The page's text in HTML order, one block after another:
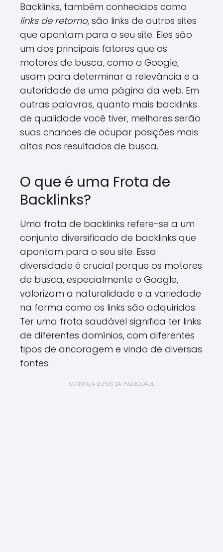
Backlinks, também conhecidos como
links de retorno, são links de outros sites
que apontam para o seu site. Eles são
um dos principais fatores que os
motores de busca, como o Google,
usam para determinar a relevância e a
autoridade de uma página da web. Em
outras palavras, quanto mais backlinks
de qualidade você tiver, melhores serão
suas chances de ocupar posições mais
altas nos resultados de busca.
O que é uma Frota de
Backlinks?
Uma frota de backlinks refere-se a um
conjunto diversificado de backlinks que
apontam para o seu site. Essa
diversidade é crucial porque os motores
de busca, especialmente o Google,
valorizam a naturalidade e a variedade
na forma como os links são adquiridos.
Ter uma frota saudável significa ter links
de diferentes domínios, com diferentes
tipos de ancoragem e vindo de diversas
fontes.
CONTINUA DEPOIS DA PUBLICIDADE